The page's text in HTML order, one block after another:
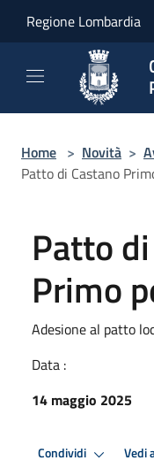
Regione Lombardia
Home > Novità >
Patto di Castano
Patto
Primo
Adesione al patto
Data :
14 maggio 2025
Condividi Vedi